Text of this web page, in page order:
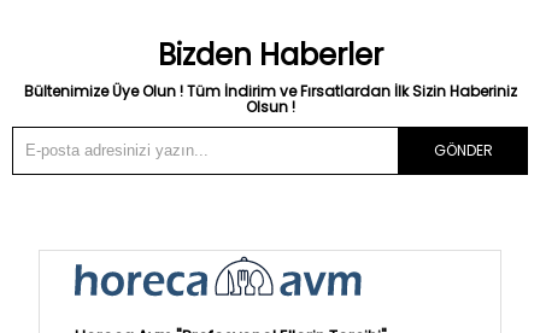
Bizden Haberler
Bültenimize Üye Olun ! Tüm İndirim ve Fırsatlardan İlk Sizin Haberiniz
Olsun !
GÖNDER